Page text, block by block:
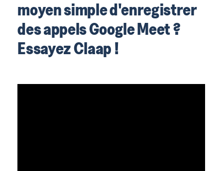
moyen simple d'enregistrer
des appels Google Meet ?
Essayez Claap !